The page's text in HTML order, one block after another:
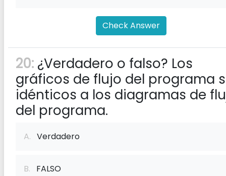
Check Answer
20: ¿Verdadero o falso? Los
gráficos de flujo del programa
idénticos a los diagramas de
del programa.
A. Verdadero
B. FALSO